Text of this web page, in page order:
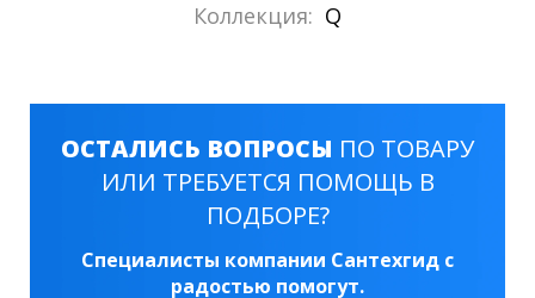
Коллекция: Q
ОСТАЛИСЬ ВОПРОСЫ ПО ТОВАРУ
ИЛИ ТРЕБУЕТСЯ ПОМОЩЬ В
ПОДБОРЕ?
Специалисты компании Сантехгид с
радостью помогут.